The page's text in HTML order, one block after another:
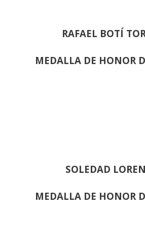
RAFAEL BOTÍ
MEDALLA DE HONOR
SOLEDAD
MEDALLA DE HONOR